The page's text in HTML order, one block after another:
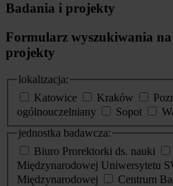
Badania i projekty
Formularz wyszukiwania
projekty
lokalizacja:
Katowice
Kraków
ogólnouczelniany
Sopot
jednostka badawcza:
Biuro Prorektorki ds. nauki
Międzynarodowej Uniwersytetu
Międzynarodowej
Centrum